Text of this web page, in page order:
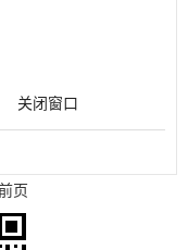
关闭窗口
页